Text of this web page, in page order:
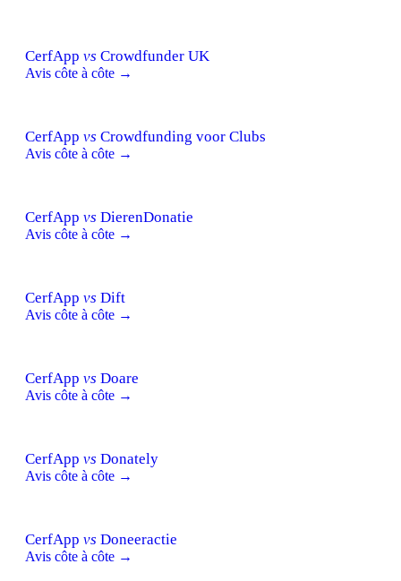
CerfApp vs Crowdfunder UK
Avis côte à côte →
CerfApp vs Crowdfunding voor Clubs
Avis côte à côte →
CerfApp vs DierenDonatie
Avis côte à côte →
CerfApp vs Dift
Avis côte à côte →
CerfApp vs Doare
Avis côte à côte →
CerfApp vs Donately
Avis côte à côte →
CerfApp vs Doneeractie
Avis côte à côte →